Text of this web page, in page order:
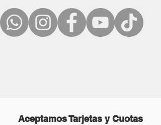
Aceptamos Tarjetas y Cuotas